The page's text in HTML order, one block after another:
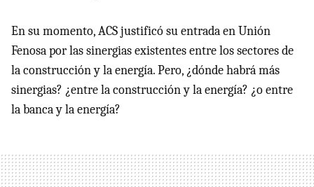
En su momento, ACS justificó su entrada en Unión
Fenosa por las sinergias existentes entre los sectores de
la construcción y la energía. Pero, ¿dónde habrá más
sinergias? ¿entre la construcción y la energía? ¿o entre
la banca y la energía?